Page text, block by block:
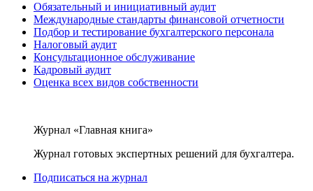
Обязательный и инициативный аудит
Международные стандарты финансовой отчетности
Подбор и тестирование бухгалтерского персонала
Налоговый аудит
Консультационное обслуживание
Кадровый аудит
Оценка всех видов собственности
Журнал «Главная книга»
Журнал готовых экспертных решений для бухгалтера.
Подписаться на журнал